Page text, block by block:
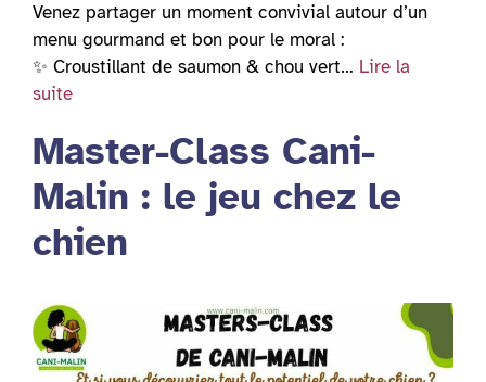
Venez partager un moment convivial autour d’un
menu gourmand et bon pour le moral :
✨ Croustillant de saumon & chou vert… Lire la
suite
Master-Class Cani-
Malin : le jeu chez le
chien